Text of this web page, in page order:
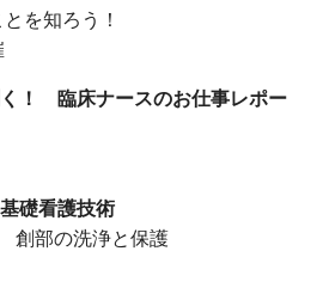
を知ろう！
！ 臨床ナースのお仕事レポー
礎看護技術
創部の洗浄と保護